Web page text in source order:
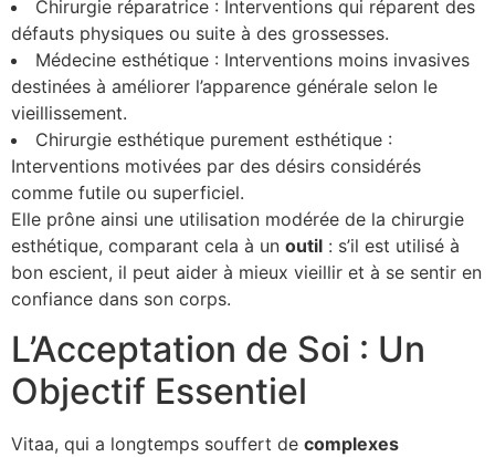
Chirurgie réparatrice : Interventions qui réparent des
défauts physiques ou suite à des grossesses.
Médecine esthétique : Interventions moins invasives
destinées à améliorer l’apparence générale selon le
vieillissement.
Chirurgie esthétique purement esthétique :
Interventions motivées par des désirs considérés
comme futile ou superficiel.
Elle prône ainsi une utilisation modérée de la chirurgie
esthétique, comparant cela à un outil : s’il est utilisé à
bon escient, il peut aider à mieux vieillir et à se sentir en
confiance dans son corps.
L’Acceptation de Soi : Un
Objectif Essentiel
Vitaa, qui a longtemps souffert de complexes